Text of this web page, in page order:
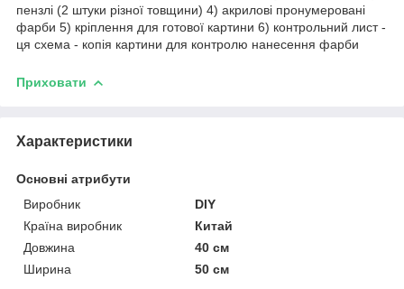
пензлі (2 штуки різної товщини) 4) акрилові пронумеровані
фарби 5) кріплення для готової картини 6) контрольний лист -
ця схема - копія картини для контролю нанесення фарби
Приховати
Характеристики
Основні атрибути
Виробник
DIY
Країна виробник
Китай
Довжина
40 см
Ширина
50 см